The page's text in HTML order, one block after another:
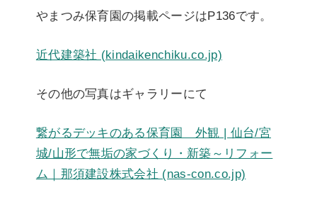
やまつみ保育園の掲載ページはP136です。
近代建築社 (kindaikenchiku.co.jp)
その他の写真はギャラリーにて
繋がるデッキのある保育園 外観 | 仙台/宮
城/山形で無垢の家づくり・新築～リフォー
ム｜那須建設株式会社 (nas-con.co.jp)